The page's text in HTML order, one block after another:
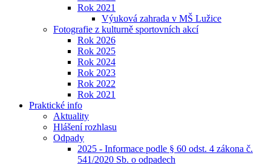
Rok 2021
Výuková zahrada v MŠ Lužice
Fotografie z kulturně sportovních akcí
Rok 2026
Rok 2025
Rok 2024
Rok 2023
Rok 2022
Rok 2021
Praktické info
Aktuality
Hlášení rozhlasu
Odpady
2025 - Informace podle § 60 odst. 4 zákona č.
541/2020 Sb. o odpadech